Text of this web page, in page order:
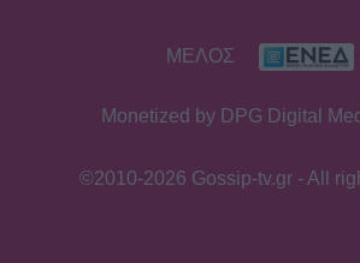
γκρινιάζει ο γιος της - Η ανάρτηση
και οι απορίες της νέας μαμάς
ΜΕΛΟΣ
Monetized by DPG Digital
©2010-2026 Gossip-tv.gr - All